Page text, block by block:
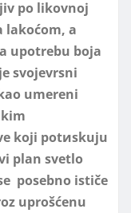
po likovnoj
lakoćom, a
upotrebu boja
svojevrsni
umereni
koji potиskuju
plan svetlo
posebno ističe
uprošćenu